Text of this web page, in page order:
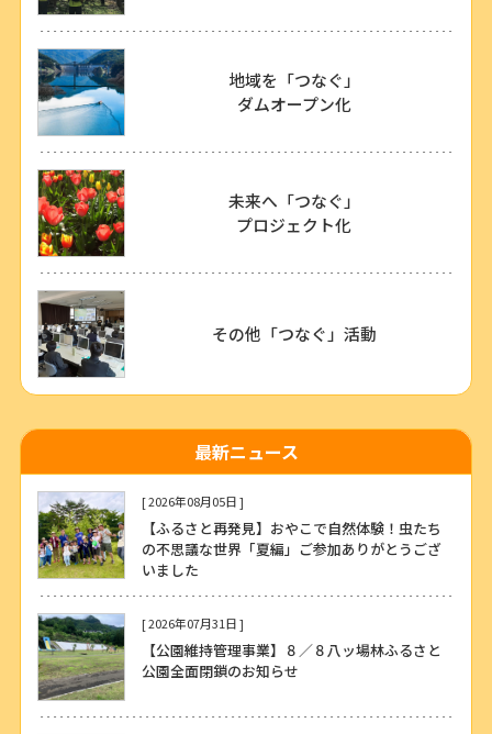
地域を「つなぐ」
ダムオープン化
未来へ「つなぐ」
プロジェクト化
その他「つなぐ」活動
最新ニュース
[ 2026年08月05日 ]
【ふるさと再発見】おやこで自然体験！虫たち
の不思議な世界「夏編」ご参加ありがとうござ
いました
[ 2026年07月31日 ]
【公園維持管理事業】８／８八ッ場林ふるさと
公園全面閉鎖のお知らせ